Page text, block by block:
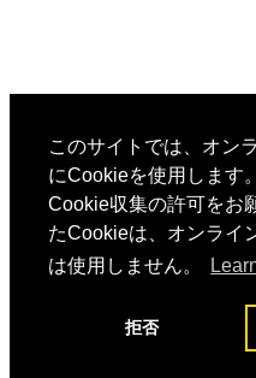
このサイトでは、オン
にCookieを使用します
Cookie収集の許可をお
たCookieは、オンライ
は使用しません。
拒否